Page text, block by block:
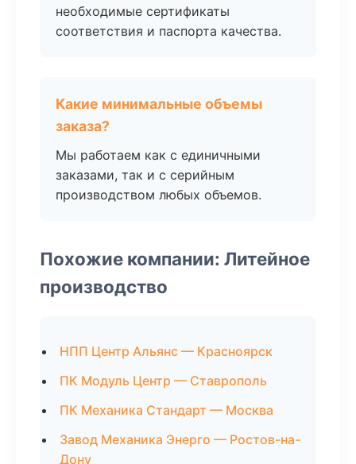
необходимые сертификаты
соответствия и паспорта качества.
Какие минимальные объемы
заказа?
Мы работаем как с единичными
заказами, так и с серийным
производством любых объемов.
Похожие компании: Литейное
производство
НПП Центр Альянс — Красноярск
ПК Модуль Центр — Ставрополь
ПК Механика Стандарт — Москва
Завод Механика Энерго — Ростов-на-
Дону